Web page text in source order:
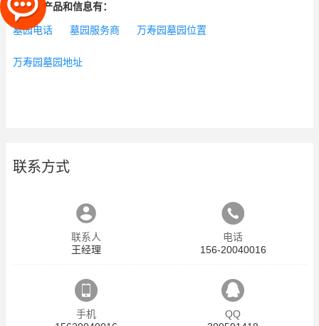
相关的产品和信息有：
墓园电话 墓园服务商 万寿园墓园位置
万寿园墓园地址
联系方式
联系人
王经理
电话
156-20040016
手机
QQ